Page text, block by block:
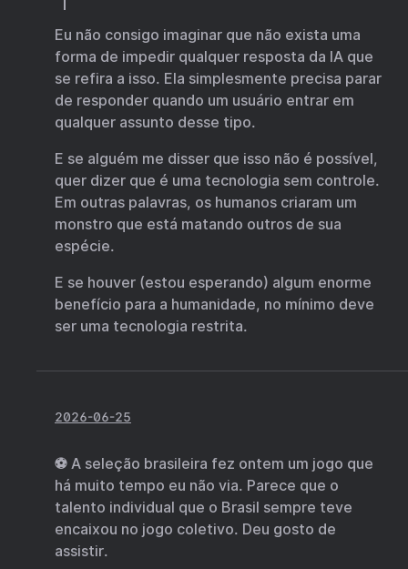
Eu não consigo imaginar que não exista uma
forma de impedir qualquer resposta da IA que
se refira a isso. Ela simplesmente precisa parar
de responder quando um usuário entrar em
qualquer assunto desse tipo.
E se alguém me disser que isso não é possível,
quer dizer que é uma tecnologia sem controle.
Em outras palavras, os humanos criaram um
monstro que está matando outros de sua
espécie.
E se houver (estou esperando) algum enorme
benefício para a humanidade, no mínimo deve
ser uma tecnologia restrita.
2026-06-25
⚽ A seleção brasileira fez ontem um jogo que
há muito tempo eu não via. Parece que o
talento individual que o Brasil sempre teve
encaixou no jogo coletivo. Deu gosto de
assistir.